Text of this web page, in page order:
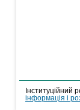
Інституційний
інформація і